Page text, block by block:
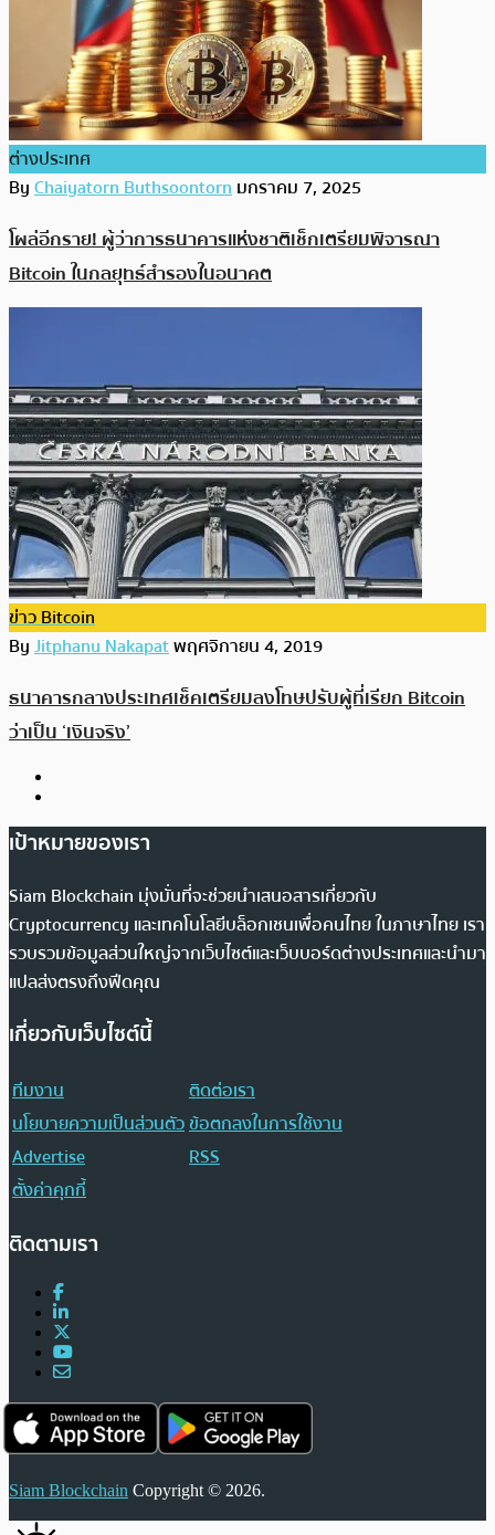
ต่างประเทศ
ByChaiyatorn Buthsoontornมกราคม 7, 2025
โผล่อีกราย! ผู้ว่าการธนาคารแห่งชาติเช็กเตรียมพิจารณา
Bitcoin ในกลยุทธ์สำรองในอนาคต
ข่าว Bitcoin
ByJitphanu Nakapatพฤศจิกายน 4, 2019
ธนาคารกลางประเทศเช็คเตรียมลงโทษปรับผู้ที่เรียก Bitcoin
ว่าเป็น ‘เงินจริง’
เป้าหมายของเรา
Siam Blockchain มุ่งมั่นที่จะช่วยนำเสนอสารเกี่ยวกับ
Cryptocurrency และเทคโนโลยีบล็อกเชนเพื่อคนไทย ในภาษาไทย เรา
รวบรวมข้อมูลส่วนใหญ่จากเว็บไซต์และเว็บบอร์ดต่างประเทศและนำมา
แปลส่งตรงถึงฟีดคุณ
เกี่ยวกับเว็บไซต์นี้
ทีมงาน
ติดต่อเรา
นโยบายความเป็นส่วนตัวข้อตกลงในการใช้งาน
Advertise
RSS
ตั้งค่าคุกกี้
ติดตามเรา
Siam Blockchain Copyright © 2026.